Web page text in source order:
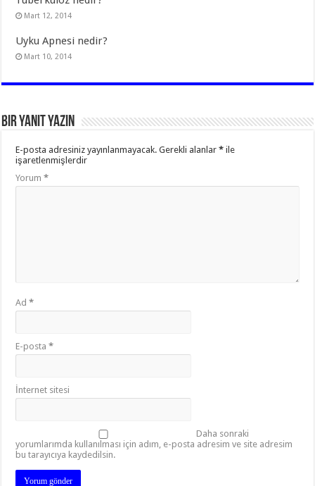
Mart 12, 2014
Uyku Apnesi nedir?
Mart 10, 2014
Bir yanıt yazın
E-posta adresiniz yayınlanmayacak. Gerekli alanlar* ile
işaretlenmişlerdir
Yorum*
Ad*
E-posta*
İnternet sitesi
Daha sonraki
yorumlarımda kullanılması için adım, e-posta adresim ve site adresim
bu tarayıcıya kaydedilsin.